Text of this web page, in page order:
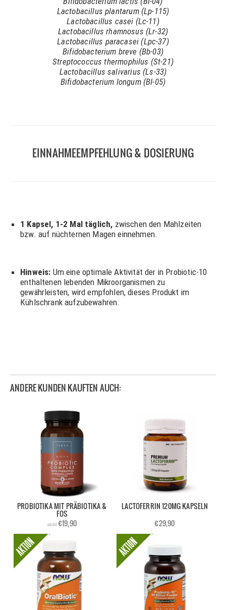
Lactobacillus plantarum (Lp-115)
Lactobacillus casei (Lc-11)
Lactobacillus rhamnosus (Lr-32)
Lactobacillus paracasei (Lpc-37)
Bifidobacterium breve (Bb-03)
Streptococcus thermophilus (St-21)
Lactobacillus salivarius (Ls-33)
Bifidobacterium longum (BI-05)
EINNAHMEEMPFEHLUNG & DOSIERUNG
1 Kapsel, 1-2 Mal täglich, zwischen den Mahlzeiten
bzw. auf nüchternen Magen einnehmen.
Hinweis: Um eine optimale Aktivität der in Probiotic-10
enthaltenen lebenden Mikroorganismen zu
gewährleisten, wird empfohlen, dieses Produkt im
Kühlschrank aufzubewahren.
ANDERE KUNDEN KAUFTEN AUCH:
PROBIOTIKA MIT PRÄBIOTIKA &
FOS
€0,00€19,90
LACTOFERRIN 120MG KAPSELN
€29,90